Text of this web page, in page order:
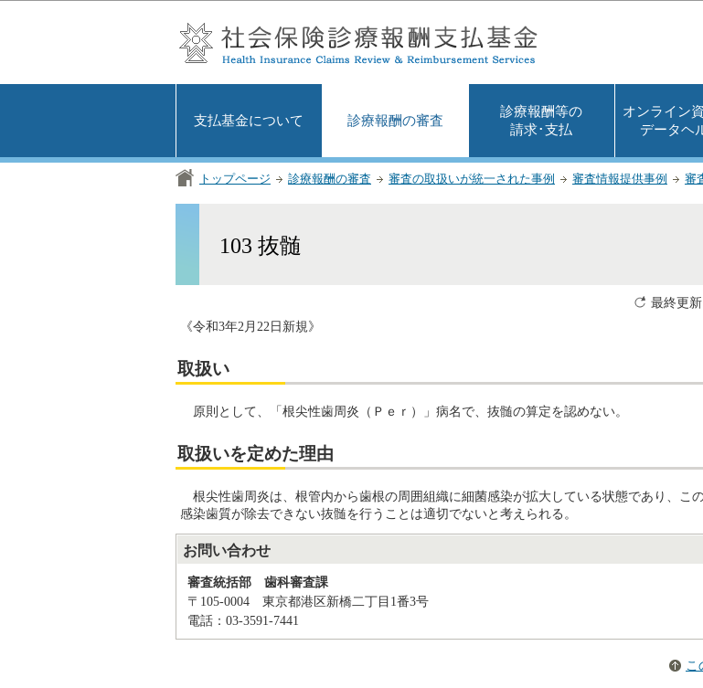
支払基金について 診療報酬の審査
診療報酬等の
請求･支払
オンライン
データヘ
トップページ 診療報酬の審査 審査の取扱いが統一された事例 審査情報提供事例 審
103 抜髄
最終更新
《令和3年2月22日新規》
取扱い
原則として、「根尖性歯周炎（Ｐｅｒ）」病名で、抜髄の算定を認めない。
取扱いを定めた理由
根尖性歯周炎は、根管内から歯根の周囲組織に細菌感染が拡大している状態であり、こ
感染歯質が除去できない抜髄を行うことは適切でないと考えられる。
お問い合わせ
審査統括部 歯科審査課
〒105-0004 東京都港区新橋二丁目1番3号
電話：03-3591-7441
こ